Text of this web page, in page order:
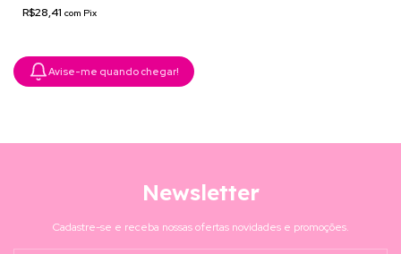
R$28,41 com Pix
Avise-me quando chegar!
Newsletter
Cadastre-se e receba nossas ofertas novidades e promoções.